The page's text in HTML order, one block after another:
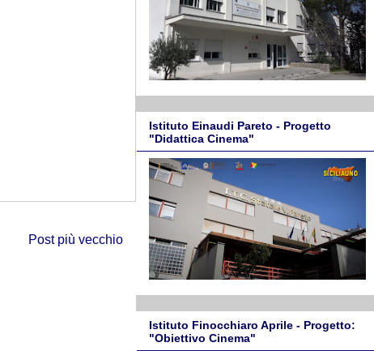
Post più vecchio
Istituto Einaudi Pareto - Progetto
"Didattica Cinema"
Istituto Finocchiaro Aprile - Progetto:
"Obiettivo Cinema"